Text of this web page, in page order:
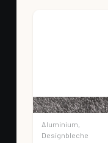
Aluminium
Designbleche